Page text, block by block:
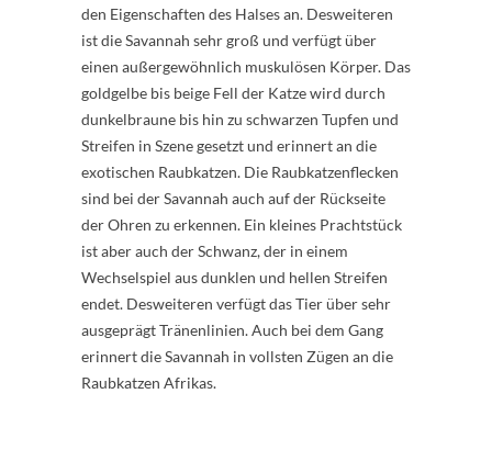
den Eigenschaften des Halses an. Desweiteren
ist die Savannah sehr groß und verfügt über
einen außergewöhnlich muskulösen Körper. Das
goldgelbe bis beige Fell der Katze wird durch
dunkelbraune bis hin zu schwarzen Tupfen und
Streifen in Szene gesetzt und erinnert an die
exotischen Raubkatzen. Die Raubkatzenflecken
sind bei der Savannah auch auf der Rückseite
der Ohren zu erkennen. Ein kleines Prachtstück
ist aber auch der Schwanz, der in einem
Wechselspiel aus dunklen und hellen Streifen
endet. Desweiteren verfügt das Tier über sehr
ausgeprägt Tränenlinien. Auch bei dem Gang
erinnert die Savannah in vollsten Zügen an die
Raubkatzen Afrikas.